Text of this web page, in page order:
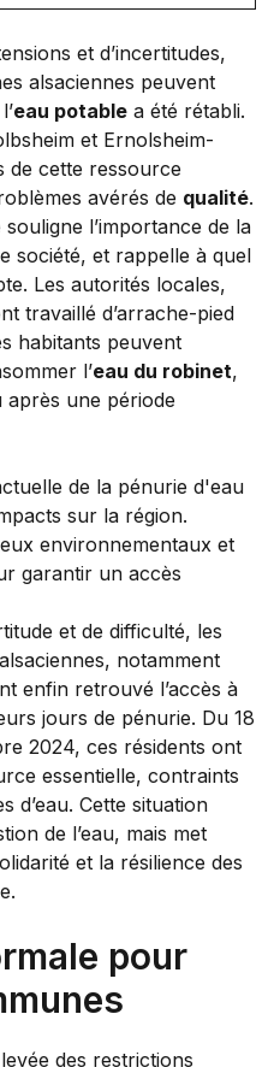
et d’incertitudes,
alsaciennes peuvent
eau potable a été rétabli.
et Ernolsheim-
de cette ressource
avérés de qualité.
l’importance de la
société, et rappelle à quel
Les autorités locales,
travaillé d’arrache-pied
habitants peuvent
l’eau du robinet,
après une période
et de difficulté, les
notamment
enfin retrouvé l’accès à
jours de pénurie. Du 18
2024, ces résidents ont
essentielle, contraints
d’eau. Cette situation
de l’eau, mais met
et la résilience des
pour
des restrictions